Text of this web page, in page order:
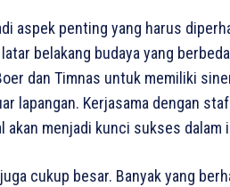
aspek penting yang harus
belakang budaya yang
dan Timnas untuk memiliki
lapangan. Kerjasama dengan
akan menjadi kunci sukses
cukup besar. Banyak yang